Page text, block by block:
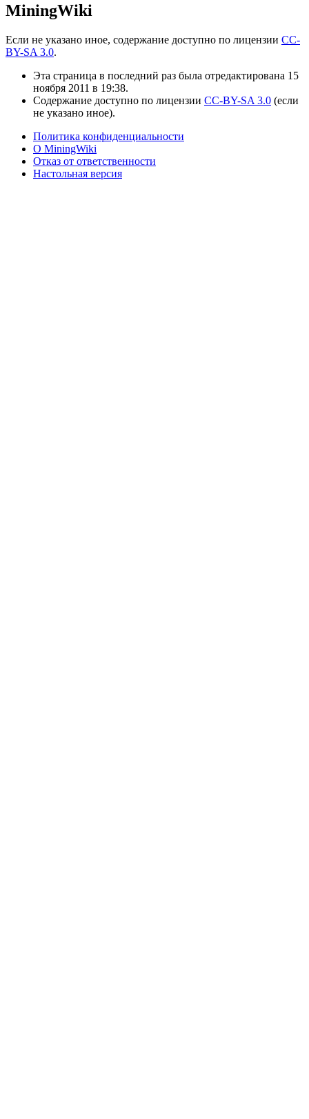
MiningWiki
Если не указано иное, содержание доступно по лицензии CC-
BY-SA 3.0.
Эта страница в последний раз была отредактирована 15
ноября 2011 в 19:38.
Содержание доступно по лицензии CC-BY-SA 3.0 (если
не указано иное).
Политика конфиденциальности
О MiningWiki
Отказ от ответственности
Настольная версия